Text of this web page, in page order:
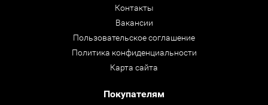
Контакты
Вакансии
Пользовательское соглашение
Политика конфиденциальности
Карта сайта
Покупателям